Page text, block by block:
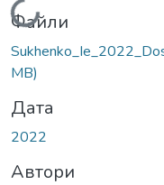
Вантажиться...
Файли
MB)
Дата
2022
Автори